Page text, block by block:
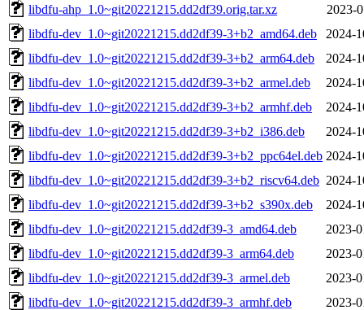
libdfu-ahp_1.0~git20221215.dd2df39.orig.tar.xz
2023-
libdfu-dev_1.0~git20221215.dd2df39-3+b2_amd64.deb
2024-
libdfu-dev_1.0~git20221215.dd2df39-3+b2_arm64.deb
2024-
libdfu-dev_1.0~git20221215.dd2df39-3+b2_armel.deb
2024-
libdfu-dev_1.0~git20221215.dd2df39-3+b2_armhf.deb
2024-
libdfu-dev_1.0~git20221215.dd2df39-3+b2_i386.deb
2024-
libdfu-dev_1.0~git20221215.dd2df39-3+b2_ppc64el.deb 2024-
libdfu-dev_1.0~git20221215.dd2df39-3+b2_riscv64.deb 2024-
libdfu-dev_1.0~git20221215.dd2df39-3+b2_s390x.deb
2024-
libdfu-dev_1.0~git20221215.dd2df39-3_amd64.deb
2023-
libdfu-dev_1.0~git20221215.dd2df39-3_arm64.deb
2023-
libdfu-dev_1.0~git20221215.dd2df39-3_armel.deb
2023-
libdfu-dev_1.0~git20221215.dd2df39-3_armhf.deb
2023-